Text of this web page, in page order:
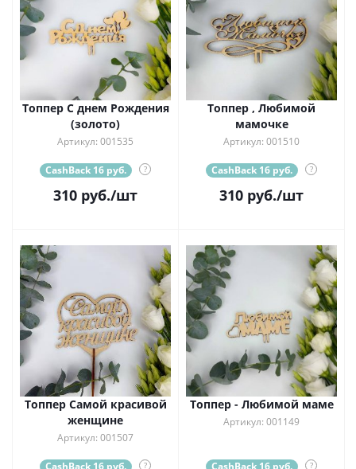
Топпер С днем Рождения
(золото)
Артикул: 001535
CashBack 16 руб. ?
310 руб./шт
Топпер , Любимой
мамочке
Артикул: 001510
CashBack 16 руб. ?
310 руб./шт
Топпер Самой красивой
женщине
Артикул: 001507
CashBack 16 руб. ?
Топпер - Любимой маме
Артикул: 001149
CashBack 16 руб. ?